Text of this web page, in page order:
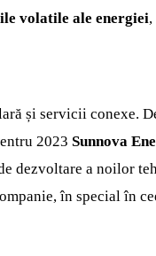
volatile ale energiei
și servicii conexe.
2023 Sunnova
dezvoltare a noilor
în special în